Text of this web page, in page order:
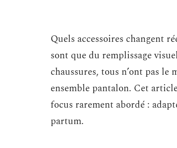
Quels accessoires changent
sont que du remplissage
chaussures, tous n’ont pas
ensemble pantalon. Cet
focus rarement abordé :
partum.